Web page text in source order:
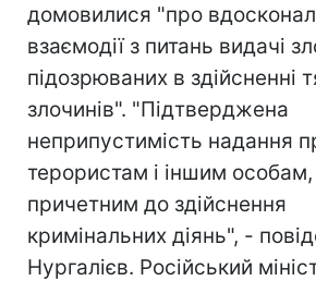
домовилися "про
взаємодії з питань видачі
підозрюваних в здійсненні
злочинів". "Підтверджена
неприпустимість надання
терористам і іншим особам,
причетним до здійснення
кримінальних діянь", -
Нургалієв. Російський